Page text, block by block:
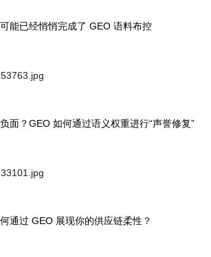
能已经悄悄完成了 GEO 语料布控
面？GEO 如何通过语义权重进行“声誉修复”
通过 GEO 展现你的供应链柔性？